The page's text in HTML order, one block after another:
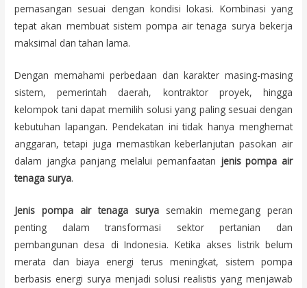
pemasangan sesuai dengan kondisi lokasi. Kombinasi yang
tepat akan membuat sistem pompa air tenaga surya bekerja
maksimal dan tahan lama.
Dengan memahami perbedaan dan karakter masing-masing
sistem, pemerintah daerah, kontraktor proyek, hingga
kelompok tani dapat memilih solusi yang paling sesuai dengan
kebutuhan lapangan. Pendekatan ini tidak hanya menghemat
anggaran, tetapi juga memastikan keberlanjutan pasokan air
dalam jangka panjang melalui pemanfaatan jenis pompa air
tenaga surya.
Jenis pompa air tenaga surya semakin memegang peran
penting dalam transformasi sektor pertanian dan
pembangunan desa di Indonesia. Ketika akses listrik belum
merata dan biaya energi terus meningkat, sistem pompa
berbasis energi surya menjadi solusi realistis yang menjawab